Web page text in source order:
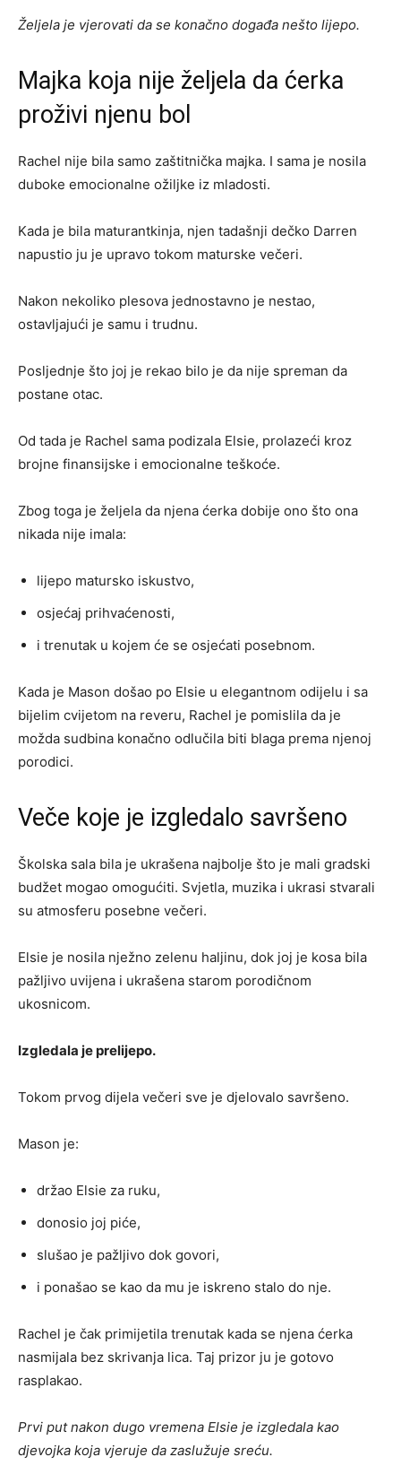
Željela je vjerovati da se konačno događa nešto lijepo.
Majka koja nije željela da ćerka
proživi njenu bol
Rachel nije bila samo zaštitnička majka. I sama je nosila
duboke emocionalne ožiljke iz mladosti.
Kada je bila maturantkinja, njen tadašnji dečko Darren
napustio ju je upravo tokom maturske večeri.
Nakon nekoliko plesova jednostavno je nestao,
ostavljajući je samu i trudnu.
Posljednje što joj je rekao bilo je da nije spreman da
postane otac.
Od tada je Rachel sama podizala Elsie, prolazeći kroz
brojne finansijske i emocionalne teškoće.
Zbog toga je željela da njena ćerka dobije ono što ona
nikada nije imala:
lijepo matursko iskustvo,
osjećaj prihvaćenosti,
i trenutak u kojem će se osjećati posebnom.
Kada je Mason došao po Elsie u elegantnom odijelu i sa
bijelim cvijetom na reveru, Rachel je pomislila da je
možda sudbina konačno odlučila biti blaga prema njenoj
porodici.
Veče koje je izgledalo savršeno
Školska sala bila je ukrašena najbolje što je mali gradski
budžet mogao omogućiti. Svjetla, muzika i ukrasi stvarali
su atmosferu posebne večeri.
Elsie je nosila nježno zelenu haljinu, dok joj je kosa bila
pažljivo uvijena i ukrašena starom porodičnom
ukosnicom.
Izgledala je prelijepo.
Tokom prvog dijela večeri sve je djelovalo savršeno.
Mason je:
držao Elsie za ruku,
donosio joj piće,
slušao je pažljivo dok govori,
i ponašao se kao da mu je iskreno stalo do nje.
Rachel je čak primijetila trenutak kada se njena ćerka
nasmijala bez skrivanja lica. Taj prizor ju je gotovo
rasplakao.
Prvi put nakon dugo vremena Elsie je izgledala kao
djevojka koja vjeruje da zaslužuje sreću.